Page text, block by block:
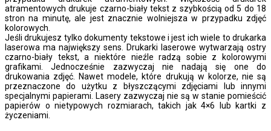
atramentowych drukuje czarno-biały tekst z szybkością od 5 do 18
stron na minutę, ale jest znacznie wolniejsza w przypadku zdjęć
kolorowych.
Jeśli drukujesz tylko dokumenty tekstowe i jest ich wiele to drukarka
laserowa ma największy sens. Drukarki laserowe wytwarzają ostry
czarno-biały tekst, a niektóre nieźle radzą sobie z kolorowymi
grafikami. Jednocześnie zazwyczaj nie nadają się one do
drukowania zdjęć. Nawet modele, które drukują w kolorze, nie są
przeznaczone do użytku z błyszczącymi zdjęciami lub innymi
specjalnymi papierami. Lasery zazwyczaj nie są w stanie pomieścić
papierów o nietypowych rozmiarach, takich jak 4×6 lub kartki z
życzeniami.